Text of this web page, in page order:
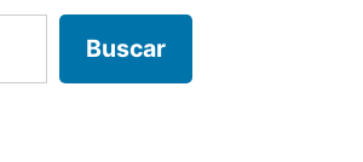
Buscar